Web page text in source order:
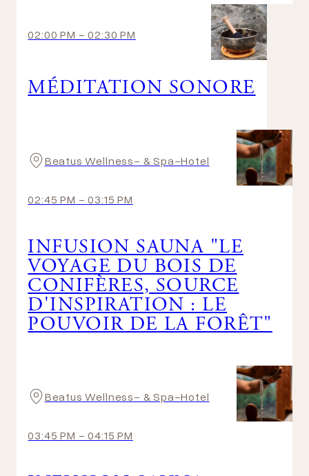
02:00 PM -02:30 PM
MÉDITATION SONORE
Beatus Wellness- & Spa-Hotel
02:45 PM -03:15 PM
INFUSION SAUNA "LE
VOYAGE DU BOIS DE
CONIFÈRES, SOURCE
D'INSPIRATION : LE
POUVOIR DE LA FORÊT"
Beatus Wellness- & Spa-Hotel
03:45 PM -04:15 PM